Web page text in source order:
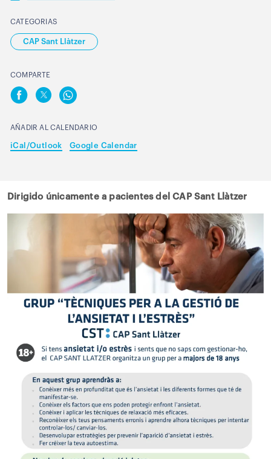
CATEGORIAS
CAP Sant Llàtzer
COMPARTE
AÑADIR AL CALENDARIO
iCal/Outlook Google Calendar
Dirigido únicamente a pacientes del CAP Sant Llàtzer